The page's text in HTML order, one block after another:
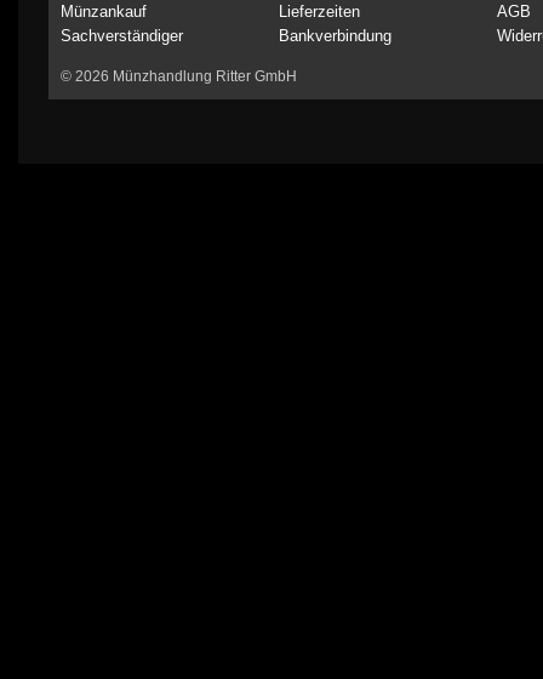
Münzankauf
Sachverständiger
Lieferzeiten
Bankverbindung
AGB
© 2026 Münzhandlung Ritter GmbH